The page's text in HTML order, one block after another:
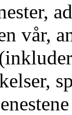
vår,